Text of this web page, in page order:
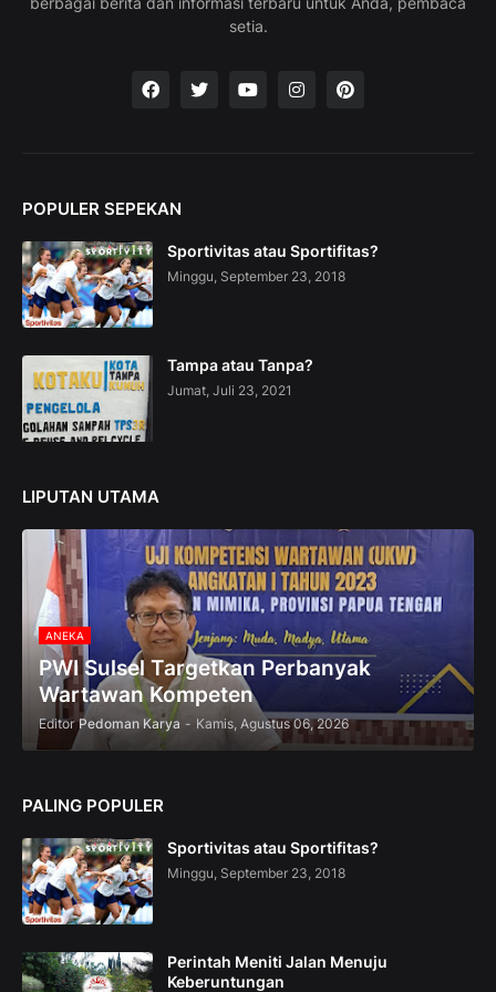
e
c
t
i
n
—
U
p
t
0
%
setia.
POPULER SEPEKAN
Sportivitas atau Sportifitas?
Minggu, September 23, 2018
Tampa atau Tanpa?
Jumat, Juli 23, 2021
LIPUTAN UTAMA
ANEKA
PWI Sulsel Targetkan Perbanyak
Wartawan Kompeten
Editor Pedoman Karya - Kamis, Agustus 06, 2026
PALING POPULER
Sportivitas atau Sportifitas?
Minggu, September 23, 2018
Perintah Meniti Jalan Menuju
Keberuntungan